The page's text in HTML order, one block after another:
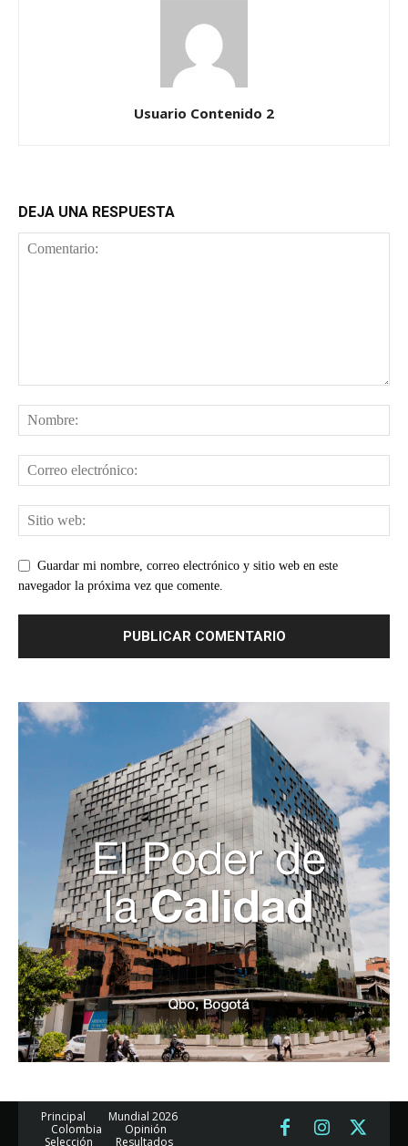
Usuario Contenido 2
DEJA UNA RESPUESTA
Guardar mi nombre, correo electrónico y sitio web en este
navegador la próxima vez que comente.
Principal
Mundial 2026
Colombia
Opinión
Selección
Resultados